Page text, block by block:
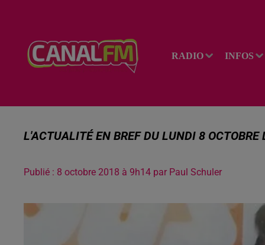
RADIO INFOS
L'ACTUALITÉ EN BREF DU LUNDI 8
Publié : 8 octobre 2018 à 9h14 par Paul Schuler